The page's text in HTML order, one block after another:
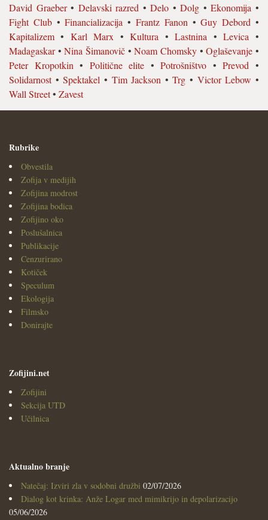
David Graeber• Delavski razred •Delo •Dolg •Ekonomija •
Fight Club•Financializacija •Frantz Fanon •Guy Debord •
Kapitalizem • Karl Marx •Kultura •Lastnina •Levica •
Madagaskar•Nina Šimanovič •Noam Chomsky •Oglaševanje •
Peter Kropotkin • Politične elite •Potrošništvo •Prevod •
Solidarnost•Spektakel • Tim Jackson •Trg • Victor Lebow •
Wall Street• Zavest
Rubrike
Obvestila
Zofija v medijih
Zofijina modrost
Zofijina bodica
Zofijino oko
Poslušalnica
Publikacije
Cenzurirano
Kotiček
Speculum
Ekologija
Filmsko
Donirajte
Zofijini.net
Zofijini
Sekcija UTD
Učilnica
Aktualno branje
Natečaj: Izviri zla v sodobni družbi 02/07/2026
Dialog kot krinka: Anže Logar med mimikrijo in depolarizacijo
05/06/2026